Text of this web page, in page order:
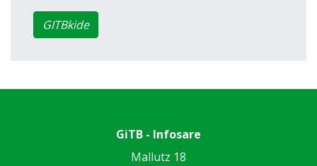
GITBkide
GiTB - Infosare
Mallutz 18